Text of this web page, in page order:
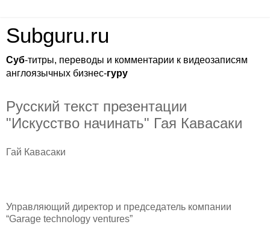
Subguru.ru
Суб-титры, переводы и комментарии к видеозаписям
англоязычных бизнес-гуру
Русский текст презентации
"Искусство начинать" Гая Кавасаки
Гай Кавасаки
Управляющий директор и председатель компании
“Garage technology ventures”